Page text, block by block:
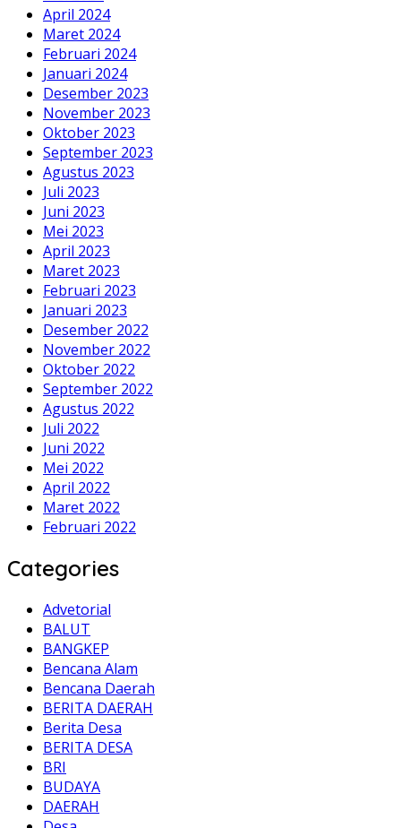
April 2024
Maret 2024
Februari 2024
Januari 2024
Desember 2023
November 2023
Oktober 2023
September 2023
Agustus 2023
Juli 2023
Juni 2023
Mei 2023
April 2023
Maret 2023
Februari 2023
Januari 2023
Desember 2022
November 2022
Oktober 2022
September 2022
Agustus 2022
Juli 2022
Juni 2022
Mei 2022
April 2022
Maret 2022
Februari 2022
Categories
Advetorial
BALUT
BANGKEP
Bencana Alam
Bencana Daerah
BERITA DAERAH
Berita Desa
BERITA DESA
BRI
BUDAYA
DAERAH